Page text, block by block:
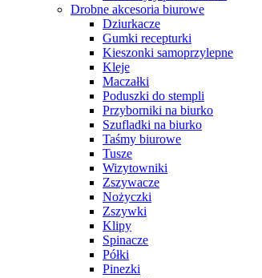
Drobne akcesoria biurowe
Dziurkacze
Gumki recepturki
Kieszonki samoprzylepne
Kleje
Maczałki
Poduszki do stempli
Przyborniki na biurko
Szufladki na biurko
Taśmy biurowe
Tusze
Wizytowniki
Zszywacze
Nożyczki
Zszywki
Klipy
Spinacze
Półki
Pinezki